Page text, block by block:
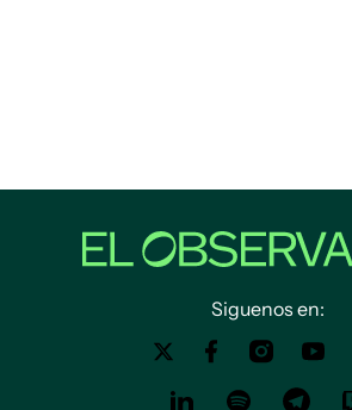
Siguenos en: